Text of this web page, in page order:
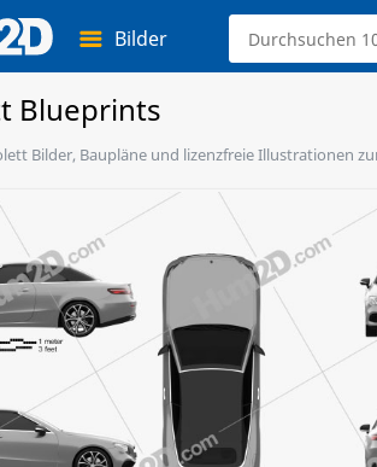
Bilder
Blueprints
Bilder, Baupläne und lizenzfreie Illustrationen